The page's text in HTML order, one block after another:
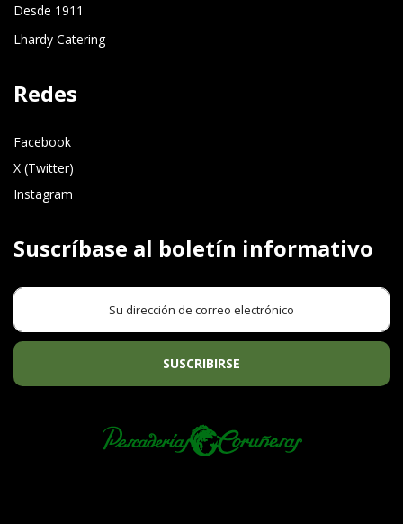
Desde 1911
Lhardy Catering
Redes
Facebook
X (Twitter)
Instagram
Suscríbase al boletín informativo
SUSCRIBIRSE